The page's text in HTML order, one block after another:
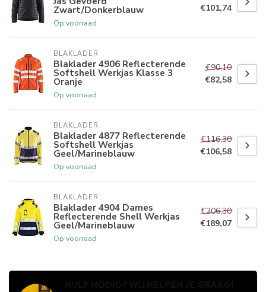
Zwart/Donkerblauw
Op voorraad
€101,74
BLAKLADER
Blaklader 4906 Reflecterende
Softshell Werkjas Klasse 3
Oranje
Op voorraad
€90,10
€82,58
BLAKLADER
Blaklader 4877 Reflecterende
Softshell Werkjas
Geel/Marineblauw
Op voorraad
€116,30
€106,58
BLAKLADER
Blaklader 4904 Dames
Reflecterende Shell Werkjas
Geel/Marineblauw
Op voorraad
€206,30
€189,07